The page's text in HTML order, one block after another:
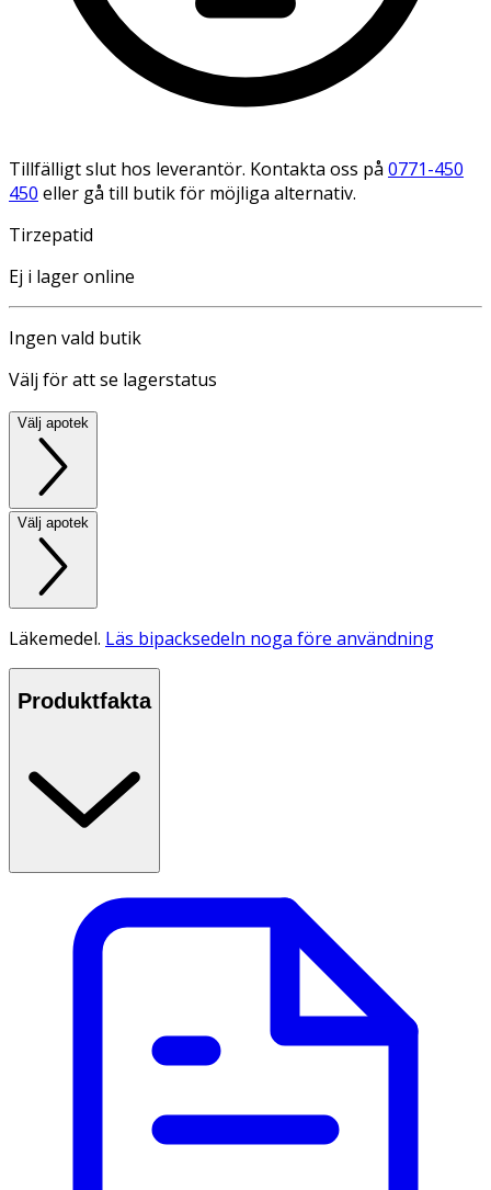
Tillfälligt slut hos leverantör. Kontakta oss på 0771-450
450 eller gå till butik för möjliga alternativ.
Tirzepatid
Ej i lager online
Ingen vald butik
Välj för att se lagerstatus
Välj apotek
Välj apotek
Läkemedel. Läs bipacksedeln noga före användning
Produktfakta